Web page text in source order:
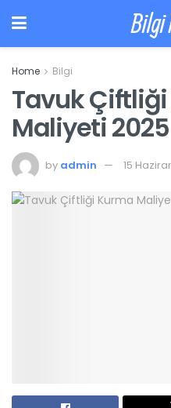
Bilgi
Home Bilgi
Tavuk
Maliyeti 2025
by admin 15